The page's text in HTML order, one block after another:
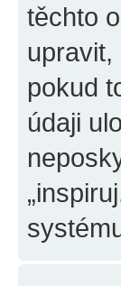
těchto
pokud
údaji